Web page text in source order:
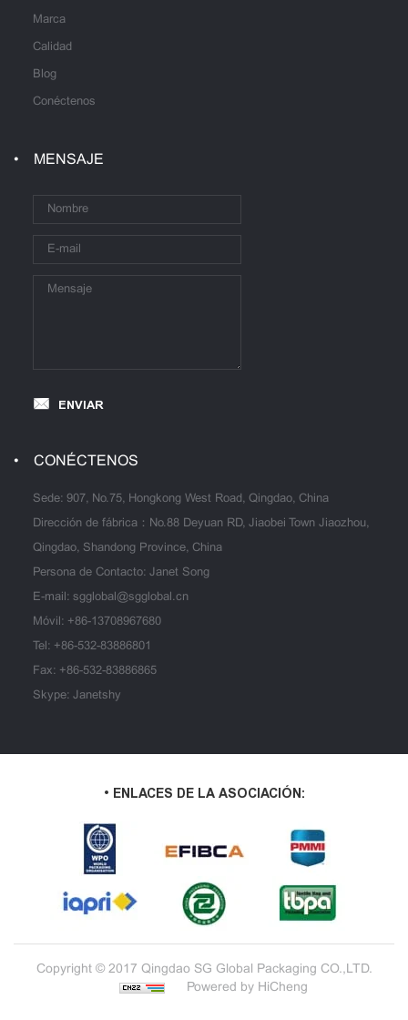
Marca
Calidad
Blog
Conéctenos
MENSAJE
ENVIAR
CONÉCTENOS
Sede: 907, No.75, Hongkong West Road, Qingdao, China
Dirección de fábrica：No.88 Deyuan RD, Jiaobei Town Jiaozhou,
Qingdao, Shandong Province, China
Persona de Contacto: Janet Song
E-mail: sgglobal@sgglobal.cn
Móvil: +86-13708967680
Tel: +86-532-83886801
Fax: +86-532-83886865
Skype: Janetshy
• ENLACES DE LA ASOCIACIÓN:
Copyright © 2017 Qingdao SG Global Packaging CO.,LTD.
Powered by HiCheng